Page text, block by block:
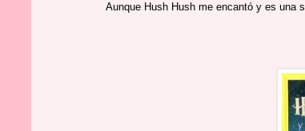
Aunque Hush Hush me encantó y es una